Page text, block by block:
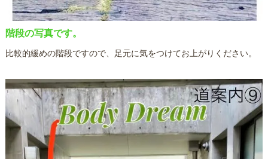
階段の写真です。
比較的緩めの階段ですので、足元に気をつけてお上がりください。